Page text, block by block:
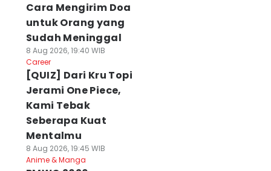
Play Quiz
Cara Mengirim Doa
untuk Orang yang
Sudah Meninggal
8 Aug 2026, 19:40 WIB
Career
[QUIZ] Dari Kru Topi
Jerami One Piece,
Kami Tebak
Seberapa Kuat
Mentalmu
8 Aug 2026, 19:45 WIB
Anime & Manga